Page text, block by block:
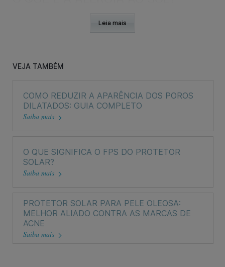
alergia ao sol
sistema imunitário à exposição à luz ultravioleta (UV). Para
Leia mais
VEJA TAMBÉM
COMO REDUZIR A APARÊNCIA DOS POROS
DILATADOS: GUIA COMPLETO
Saiba mais
O QUE SIGNIFICA O FPS DO PROTETOR
SOLAR?
Saiba mais
PROTETOR SOLAR PARA PELE OLEOSA:
MELHOR ALIADO CONTRA AS MARCAS DE
ACNE
Saiba mais